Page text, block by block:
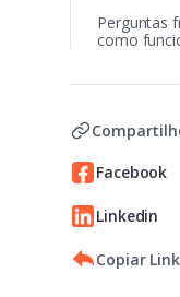
Perguntas
como
Facebook
Linkedin
Copiar Link